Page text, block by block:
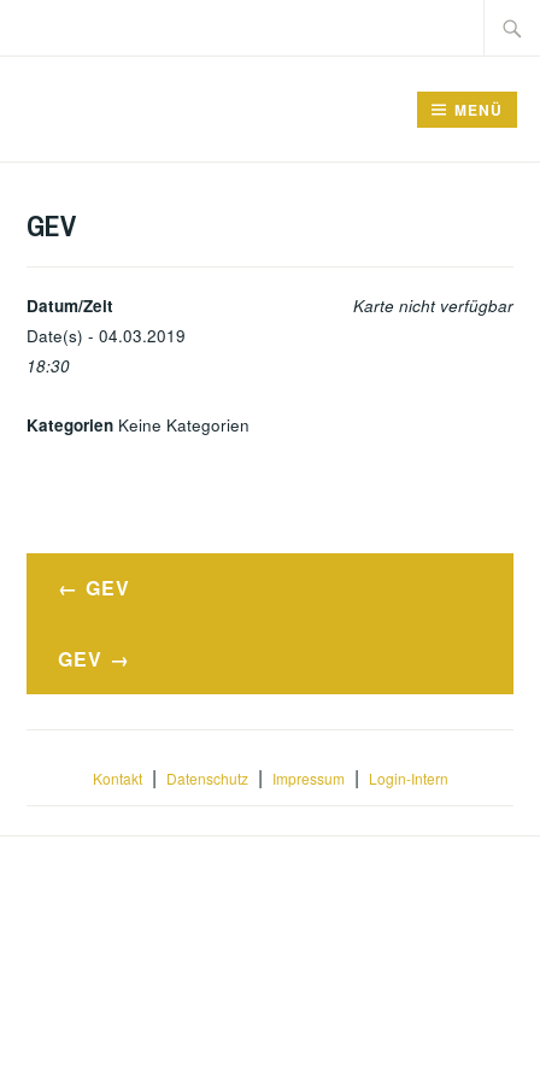
Suche
MENÜ
GEV
Karte nicht verfügbar
Datum/Zeit
Date(s) - 04.03.2019
18:30
Kategorien Keine Kategorien
Beitragsnavigation
GEV
GEV
Kontakt| Datenschutz| Impressum| Login-Intern